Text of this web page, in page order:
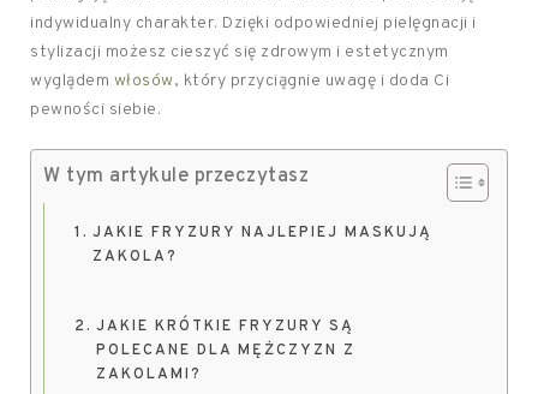
indywidualny charakter. Dzięki odpowiedniej pielęgnacji i
stylizacji możesz cieszyć się zdrowym i estetycznym
wyglądem włosów, który przyciągnie uwagę i doda Ci
pewności siebie.
W tym artykule przeczytasz
JAKIE FRYZURY NAJLEPIEJ MASKUJĄ
ZAKOLA?
JAKIE KRÓTKIE FRYZURY SĄ
POLECANE DLA MĘŻCZYZN Z
ZAKOLAMI?